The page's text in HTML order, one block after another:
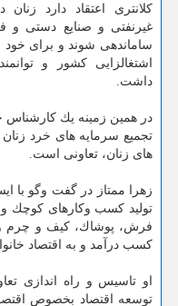
كلانتری اعتقاد دارد
غیرنفتی و صنایع دستی و
ساماندهی شوند و برای خود
اشتغالزایی كشور و
داشت.
در همین زمینه یك كارشناس
تجمیع سرمایه های خرد
های زنان، تعاونی است.
زهرا ممتاز در گفت وگو با
تولید كسب وكارهای كوچك
فرش، پوشاك، كیف و چرم و
كسب درآمد و به اقتصاد
او تاسیس و راه اندازی
توسعه اقتصاد بخصوص